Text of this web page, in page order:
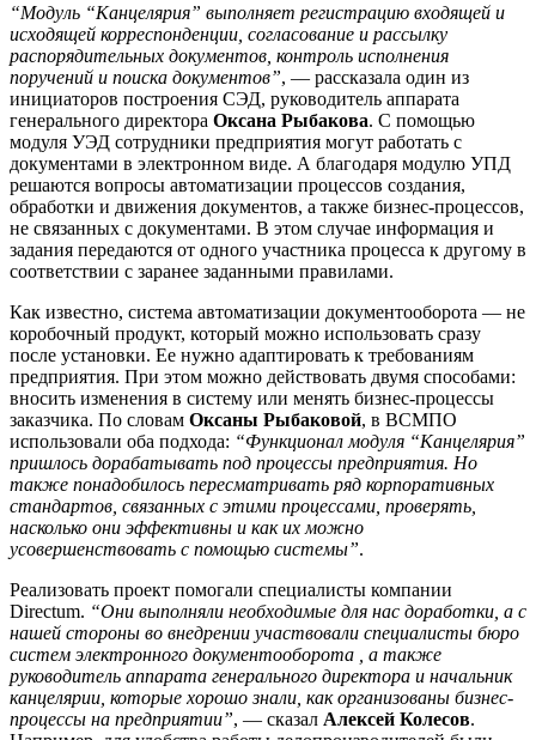
“Модуль “Канцелярия” выполняет регистрацию входящей и
исходящей корреспонденции, согласование и рассылку
распорядительных документов, контроль исполнения
поручений и поиска документов”, — рассказала один из
инициаторов построения СЭД, руководитель аппарата
генерального директора Оксана Рыбакова. С помощью
модуля УЭД сотрудники предприятия могут работать с
документами в электронном виде. А благодаря модулю УПД
решаются вопросы автоматизации процессов создания,
обработки и движения документов, а также бизнес-процессов,
не связанных с документами. В этом случае информация и
задания передаются от одного участника процесса к другому в
соответствии с заранее заданными правилами.
Как известно, система автоматизации документооборота — не
коробочный продукт, который можно использовать сразу
после установки. Ее нужно адаптировать к требованиям
предприятия. При этом можно действовать двумя способами:
вносить изменения в систему или менять бизнес-процессы
заказчика. По словам Оксаны Рыбаковой, в ВСМПО
использовали оба подхода: “Функционал модуля “Канцелярия”
пришлось дорабатывать под процессы предприятия. Но
также понадобилось пересматривать ряд корпоративных
стандартов, связанных с этими процессами, проверять,
насколько они эффективны и как их можно
усовершенствовать с помощью системы”.
Реализовать проект помогали специалисты компании
Directum. “Они выполняли необходимые для нас доработки, а с
нашей стороны во внедрении участвовали специалисты бюро
систем электронного документооборота , а также
руководитель аппарата генерального директора и начальник
канцелярии, которые хорошо знали, как организованы бизнес-
процессы на предприятии”, — сказал Алексей Колесов.